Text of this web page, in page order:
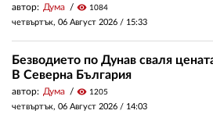
автор: Дума visibility 1084
четвъртък, 06 Август 2026 / 15:33
Безводието по Дунав сваля
В Северна България
автор: Дума visibility 1205
четвъртък, 06 Август 2026 / 14:03